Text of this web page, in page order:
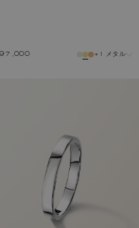
+1 メタル